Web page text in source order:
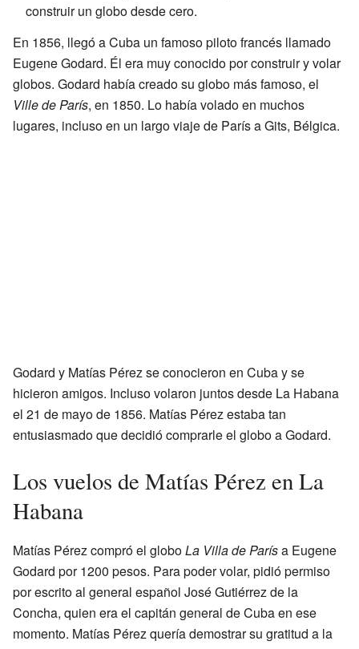
construir un globo desde cero.
En 1856, llegó a Cuba un famoso piloto francés llamado
Eugene Godard. Él era muy conocido por construir y volar
globos. Godard había creado su globo más famoso, el
Ville de París, en 1850. Lo había volado en muchos
lugares, incluso en un largo viaje de París a Gits, Bélgica.
Godard y Matías Pérez se conocieron en Cuba y se
hicieron amigos. Incluso volaron juntos desde La Habana
el 21 de mayo de 1856. Matías Pérez estaba tan
entusiasmado que decidió comprarle el globo a Godard.
Los vuelos de Matías Pérez en La
Habana
Matías Pérez compró el globoLa Villa de Parísa Eugene
Godard por 1200 pesos. Para poder volar, pidió permiso
por escrito al general español José Gutiérrez de la
Concha, quien era el capitán general de Cuba en ese
momento. Matías Pérez quería demostrar su gratitud a la